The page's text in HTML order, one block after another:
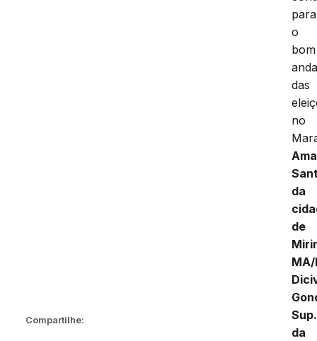
Compartilhe:
para
o
bom
das
no
da
de
Sup.
da